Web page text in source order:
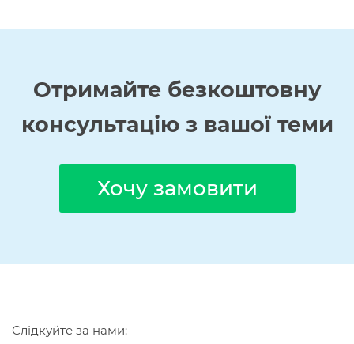
Отримайте безкоштовну
консультацію з вашої теми
Хочу замовити
Слідкуйте за нами: